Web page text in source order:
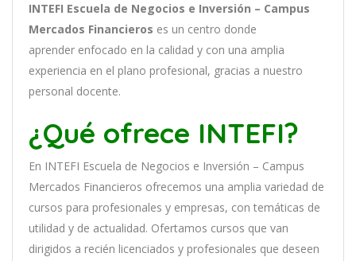
INTEFI Escuela de Negocios e Inversión – Campus
Mercados Financieros es un centro donde
aprender enfocado en la calidad y con una amplia
experiencia en el plano profesional, gracias a nuestro
personal docente.
¿Qué ofrece INTEFI?
En INTEFI Escuela de Negocios e Inversión – Campus
Mercados Financieros ofrecemos una amplia variedad de
cursos para profesionales y empresas, con temáticas de
utilidad y de actualidad. Ofertamos cursos que van
dirigidos a recién licenciados y profesionales que deseen